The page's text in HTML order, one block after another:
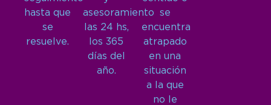
hasta que
se
resuelve.
asesoramiento
las 24 hs,
los 365
días del
año.
se
encuentra
atrapado
en una
situación
a la que
no le